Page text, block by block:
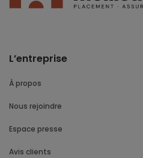
L’entreprise
À propos
Nous rejoindre
Espace presse
Avis clients